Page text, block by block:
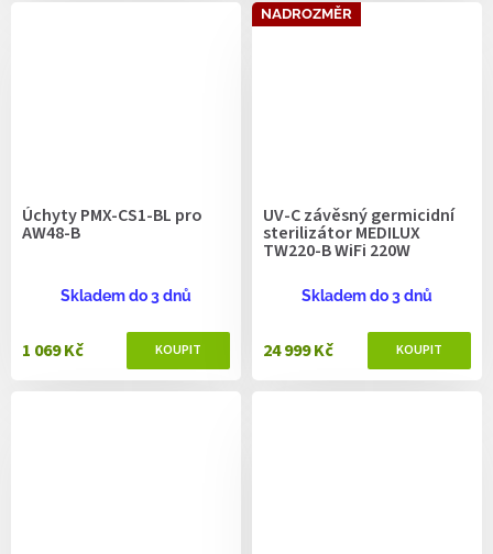
Úchyty PMX-CS1-BL pro
AW48-B
Skladem do 3 dnů
1 069 Kč
NADROZMĚR
UV-C závěsný germicidní
sterilizátor MEDILUX
TW220-B WiFi 220W
Skladem do 3 dnů
24 999 Kč